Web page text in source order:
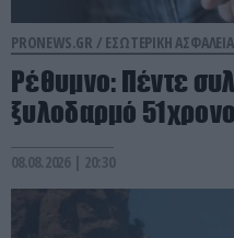
PRONEWS.GR / ΕΣΩΤΕΡΙΚΗ ΑΣΦΑΛΕΙΑ
Ρέθυμνο: Πέντε
ξυλοδαρμό
08.08.2026 | 20:30